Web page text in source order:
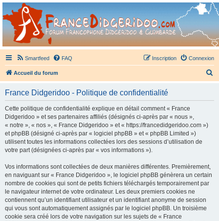
France Didgeridoo
Didgeridoo et Guimbarde sur France Didgeridoo - retrouvez la communauté.
Smartfeed FAQ Connexion
Inscription
Accueil du forum
France Didgeridoo - Politique de confidentialité
Cette politique de confidentialité explique en détail comment « France
Didgeridoo » et ses partenaires affiliés (désignés ci-après par « nous »,
« notre », « nos », « France Didgeridoo » et « https://francedidgeridoo.com »)
et phpBB (désigné ci-après par « logiciel phpBB » et « phpBB Limited »)
utilisent toutes les informations collectées lors des sessions d’utilisation de
votre part (désignées ci-après par « vos informations »).
Vos informations sont collectées de deux manières différentes. Premièrement,
en naviguant sur « France Didgeridoo », le logiciel phpBB génèrera un certain
nombre de cookies qui sont de petits fichiers téléchargés temporairement par
le navigateur internet de votre ordinateur. Les deux premiers cookies ne
contiennent qu’un identifiant utilisateur et un identifiant anonyme de session
qui vous sont automatiquement assignés par le logiciel phpBB. Un troisième
cookie sera créé lors de votre navigation sur les sujets de « France